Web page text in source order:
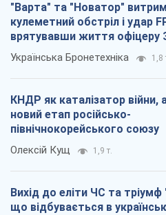
"Варта" та "Новатор"
кулеметний обстріл і удар
врятувавши життя офіцеру
Українська Бронетехніка 1,8
КНДР як каталізатор війни,
новий етап російсько-
північнокорейського союзу
Олексій Кущ 1,9 т.
Вихід до еліти ЧС та
що відбувається в